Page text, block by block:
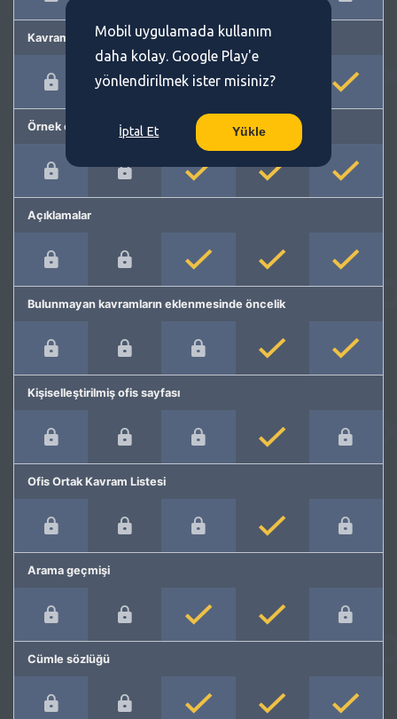
Kavram önerme
Örnek cümleler
Açıklamalar
Bulunmayan kavramların eklenmesinde öncelik
Kişiselleştirilmiş ofis sayfası
Ofis Ortak Kavram Listesi
Arama geçmişi
Cümle sözlüğü
Mobil uygulamada kullanım
daha kolay. Google Play'e
yönlendirilmek ister misiniz?
İptal Et Yükle